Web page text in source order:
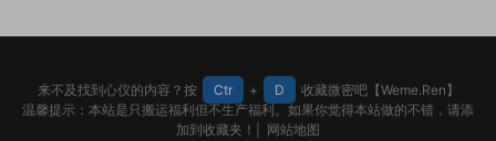
来不及找到心仪的内容？按 Ctr + D
收藏微密吧【Weme.Ren】
温馨提示：本站是只搬运福利但不生产福利。如果你觉得本站做的不错，请添
加到收藏夹！| 网站地图